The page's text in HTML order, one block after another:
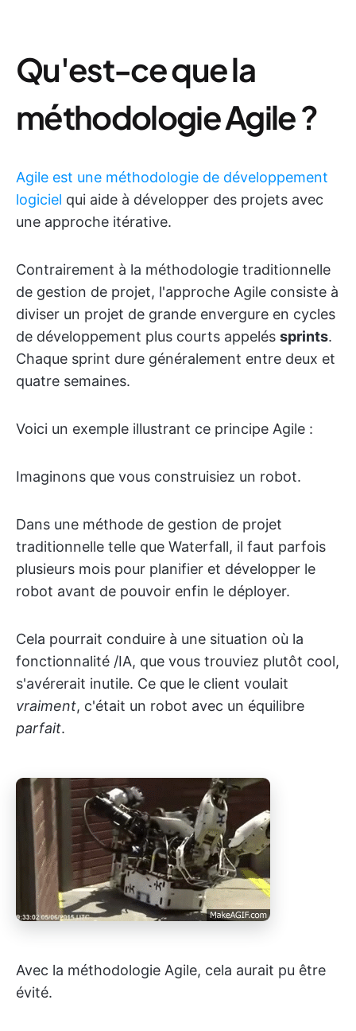
Qu'est-ce que la
méthodologie Agile ?
Agile est une méthodologie de développement
logiciel qui aide à développer des projets avec
une approche itérative.
Contrairement à la méthodologie traditionnelle
de gestion de projet, l'approche Agile consiste à
diviser un projet de grande envergure en cycles
de développement plus courts appelés sprints.
Chaque sprint dure généralement entre deux et
quatre semaines.
Voici un exemple illustrant ce principe Agile :
Imaginons que vous construisiez un robot.
Dans une méthode de gestion de projet
traditionnelle telle que Waterfall, il faut parfois
plusieurs mois pour planifier et développer le
robot avant de pouvoir enfin le déployer.
Cela pourrait conduire à une situation où la
fonctionnalité /IA, que vous trouviez plutôt cool,
s'avérerait inutile. Ce que le client voulait
vraiment, c'était un robot avec un équilibre
parfait.
Avec la méthodologie Agile, cela aurait pu être
évité.